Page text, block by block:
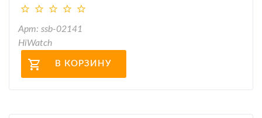
Арт: ssb-02141
HiWatch
В КОРЗИНУ